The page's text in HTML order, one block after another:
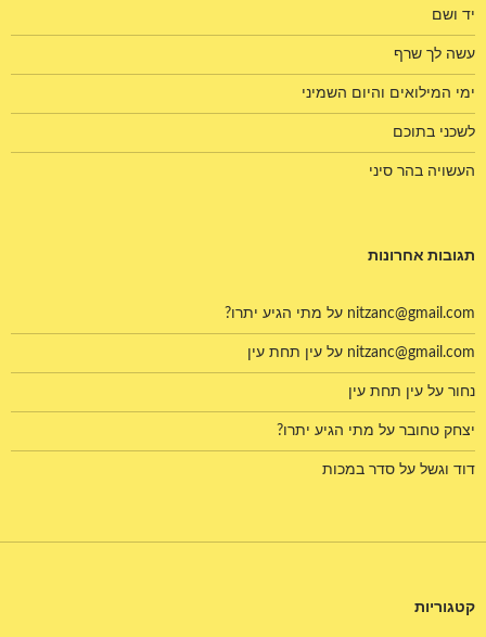
יד ושם
עשה לך שרף
ימי המילואים והיום השמיני
לשכני בתוכם
העשויה בהר סיני
תגובות אחרונות
nitzanc@gmail.com על מתי הגיע יתרו?
nitzanc@gmail.com על עין תחת עין
נחור על עין תחת עין
יצחק טחובר על מתי הגיע יתרו?
דוד וגשל על סדר במכות
קטגוריות